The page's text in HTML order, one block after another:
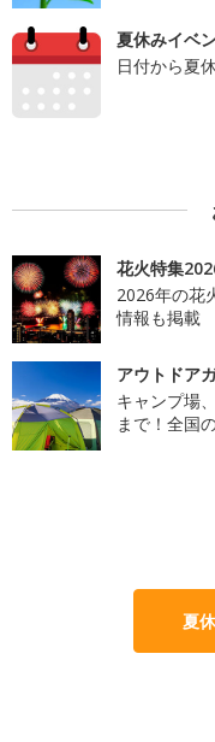
夏休みイベ
日付から夏
花火特集
2026年の花
情報も掲載
アウトドア
キャンプ場
まで！全国
夏